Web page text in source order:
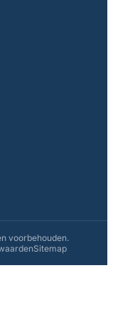
voorbehouden.
Sitemap